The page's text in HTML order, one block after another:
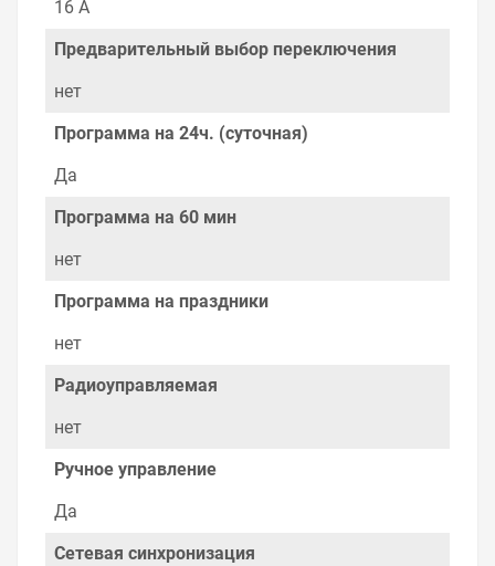
времени. Есть поиск по позициям.
Весь товар сертифицирован, отвечает требованиям
поставщиками, продаем товар от давно
зарекомендовавших себя брендов.
Быстрая доставка в любой город – несколько
вариантов, вы всегда можете выбрать наиболее
удобный. Таймер электронный астрономический
суточный ТЭ-АС 16А 8 циклов TDM , можно получить в
двери. Закажите выгодную доставку в Ваш город или
прямо к вашей двери. Это удобнее, чем объезжать
магазины, тратить время, выбирать из того, что
Брак – это исключение в нашем ассортименте. Если он
выявлен, то возврат товара осуществляется в
защите прав потребителя». Это не значит, что нужно
тратить много времени на решение проблемы.
Правила, согласно которым урегулируется проблема,
очень простые. Мы просто заменяем некачественный
товар на то, который соответствует ожиданиям, или
возвращаем деньги.
16 А
Предварительный выбор переключения
нет
Программа на 24ч. (суточная)
Да
Программа на 60 мин
нет
Программа на праздники
нет
Радиоуправляемая
нет
Ручное управление
Да
Сетевая синхронизация